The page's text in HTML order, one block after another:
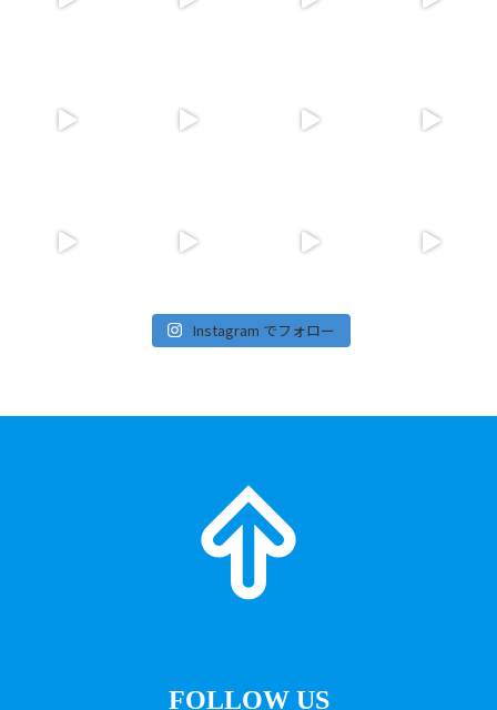
Instagram でフォロー
FOLLOW US